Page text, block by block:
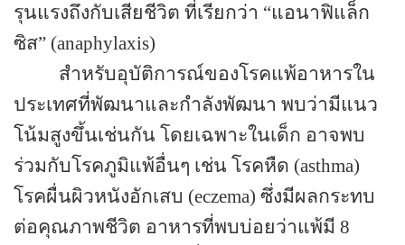
รุนแรงถึงกับเสียชีวิต ที่เรียกว่า “แอนาฟิแล็ก
ซิส” (anaphylaxis)
สำหรับอุบัติการณ์ของโรคแพ้อาหารใน
ประเทศที่พัฒนาและกำลังพัฒนา พบว่ามีแนว
โน้มสูงขึ้นเช่นกัน โดยเฉพาะในเด็ก อาจพบ
ร่วมกับโรคภูมิแพ้อื่นๆ เช่น โรคหืด (asthma)
โรคผื่นผิวหนังอักเสบ (eczema) ซึ่งมีผลกระทบ
ต่อคุณภาพชีวิต อาหารที่พบบ่อยว่าแพ้มี 8